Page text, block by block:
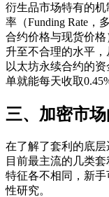
衍生品市场特有的
率（Funding Rate，
合约价格与现货价
升至不合理的水平，
以太坊永续合约的
单就能每天收取
三、加密市
在了解了套利的底
目前最主流的几类
特征各不相同，新
性研究。